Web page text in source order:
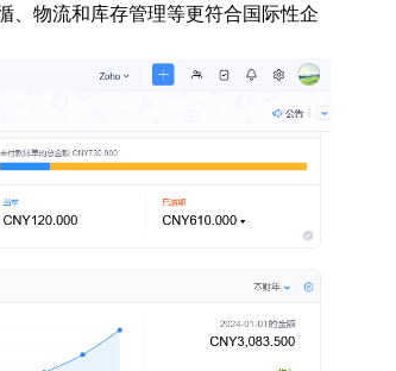
、物流和库存管理等更符合国际性企